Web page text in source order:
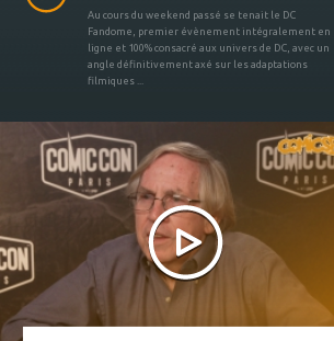
Au cours du weekend passé se tenait le DC
Fandome, premier évènement intégralement en
ligne et 100% consacré aux univers de DC, avec un
angle définitivement axé sur les adaptations
filmiques ...